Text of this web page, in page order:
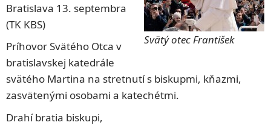
Svätý otec František
Bratislava 13. septembra
(TK KBS)
Príhovor Svätého Otca v
bratislavskej katedrále
svätého Martina na stretnutí s biskupmi, kňazmi,
zasvätenými osobami a katechétmi.
Drahí bratia biskupi,